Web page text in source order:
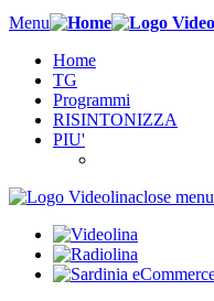
Menu
Home
TG
Programmi
RISINTONIZZA
PIU'
close menu